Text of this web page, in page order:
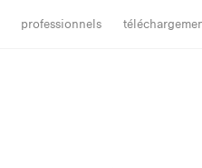
professionnels